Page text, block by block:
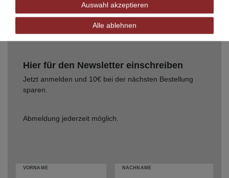
Hier für den Newsletter einschreiben
Jetzt anmelden und 10€ bei der nächsten Bestellung
sparen.
Abmeldung jederzeit möglich.
VORNAME NACHNAME
Auswahl akzeptieren
Alle ablehnen